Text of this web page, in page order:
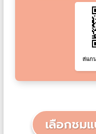
สแก
เลือกชม